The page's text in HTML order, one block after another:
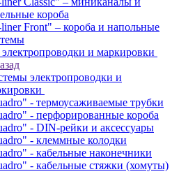
короба
Front" – короба и напольные
и маркировки
электропроводки и
- термоусаживаемые трубки
- перфорированные короба
- DIN-рейки и аксессуары
- клеммные колодки
- кабельные наконечники
- кабельные стяжки (хомуты)